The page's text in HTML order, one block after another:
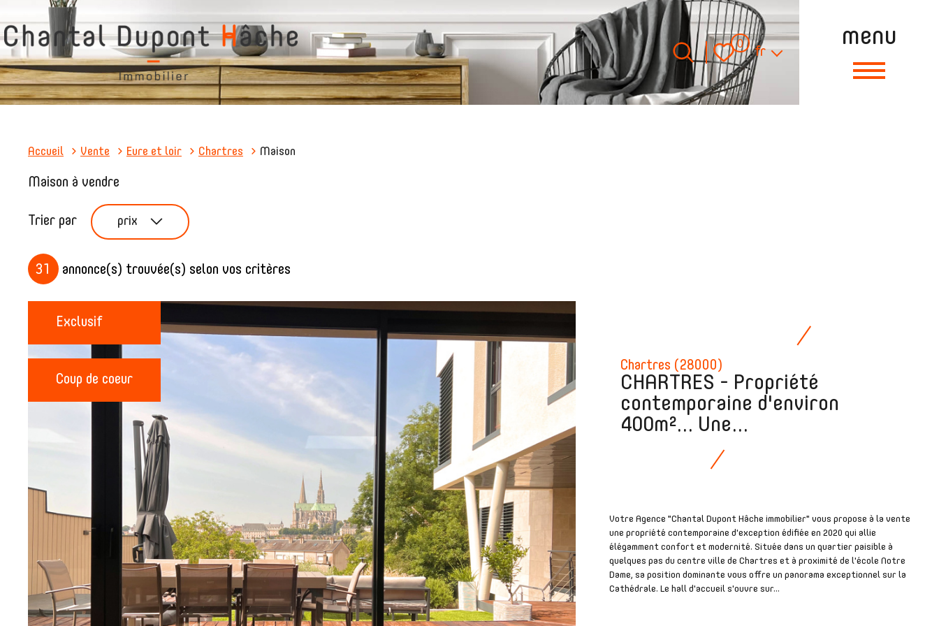
menu
0 Langue
fr
Accueil Vente Eure et loir Chartres Maison
Maison à vendre
Trier par prix
31 annonce(s) trouvée(s) selon vos critères
Exclusif
Coup de coeur
Chartres (28000)
CHARTRES - Propriété
contemporaine d'environ
400m²... Une...
Votre Agence "Chantal Dupont Hâche immobilier" vous propose à la vente
une propriété contemporaine d'exception édifiée en 2020 qui allie
élégamment confort et modernité. Située dans un quartier paisible à
quelques pas du centre ville de Chartres et à proximité de l'école Notre
Dame, sa position dominante vous offre un panorama exceptionnel sur la
Cathédrale. Le hall d'accueil s'ouvre sur...